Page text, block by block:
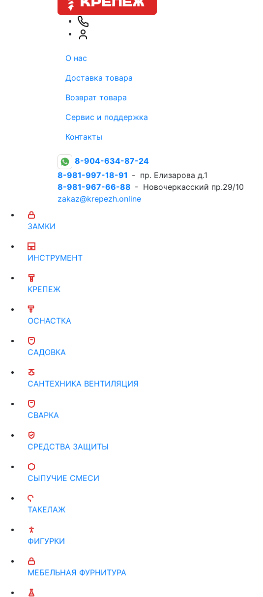
О нас
Доставка товара
Возврат товара
Сервис и поддержка
Контакты
8-904-634-87-24
8-981-997-18-91 - пр. Елизарова д.1
8-981-967-66-88 - Новочеркасский пр.29/10
zakaz@krepezh.online
ЗАМКИ
ИНСТРУМЕНТ
КРЕПЕЖ
ОСНАСТКА
САДОВКА
САНТЕХНИКА ВЕНТИЛЯЦИЯ
СВАРКА
СРЕДСТВА ЗАЩИТЫ
СЫПУЧИЕ СМЕСИ
ТАКЕЛАЖ
ФИГУРКИ
МЕБЕЛЬНАЯ ФУРНИТУРА